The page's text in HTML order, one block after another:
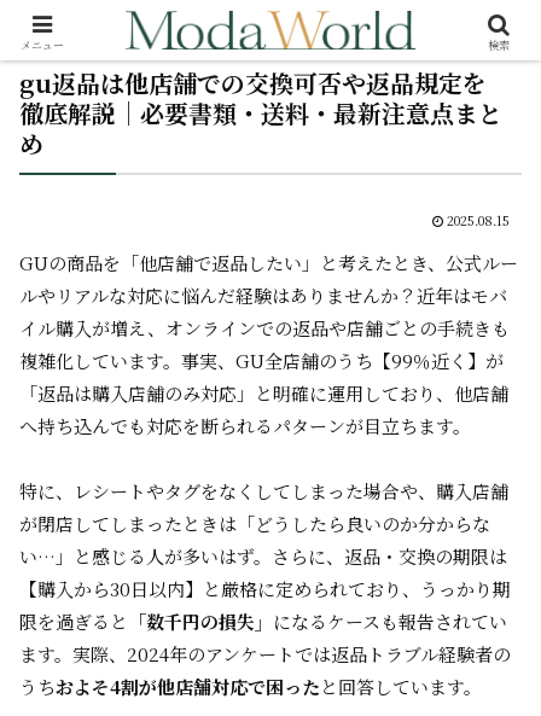
gu返品は他店舗での交換可否や返品規定を
徹底解説｜必要書類・送料・最新注意点まと
め
2025.08.15
GUの商品を「他店舗で返品したい」と考えたとき、公式ルー
ルやリアルな対応に悩んだ経験はありませんか？近年はモバ
イル購入が増え、オンラインでの返品や店舗ごとの手続きも
複雑化しています。事実、GU全店舗のうち【99％近く】が
「返品は購入店舗のみ対応」と明確に運用しており、他店舗
へ持ち込んでも対応を断られるパターンが目立ちます。
特に、レシートやタグをなくしてしまった場合や、購入店舗
が閉店してしまったときは「どうしたら良いのか分からな
い…」と感じる人が多いはず。さらに、返品・交換の期限は
【購入から30日以内】と厳格に定められており、うっかり期
限を過ぎると
「数千円の損失」 になるケースも報告されてい
ます。実際、2024年のアンケートでは返品トラブル経験者の
うちおよそ4割が他店舗対応で困ったと回答しています。
メニュー 検索